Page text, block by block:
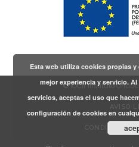
© IOCir Instituto
AVISO
CONDICIONES
Esta web utiliza cookies propias
mejor experiencia y servicio.
servicios, aceptas el uso que
configuración de cookies en